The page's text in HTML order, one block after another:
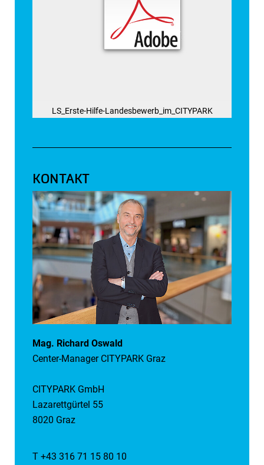
LS_Erste-Hilfe-Landesbewerb_im_CITYPARK
KONTAKT
Mag. Richard Oswald
Center-Manager CITYPARK Graz
CITYPARK GmbH
Lazarettgürtel 55
8020 Graz
T +43 316 71 15 80 10